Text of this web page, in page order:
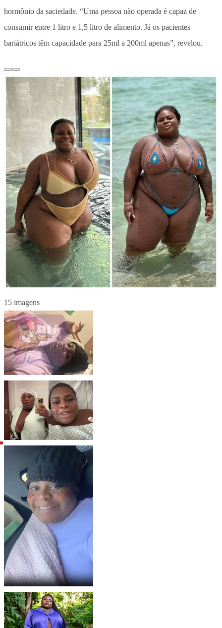
hormônio da saciedade. “Uma pessoa não operada é capaz de
consumir entre 1 litro e 1,5 litro de alimento. Já os pacientes
bariátricos têm capacidade para 25ml a 200ml apenas”, revelou.
15 imagens